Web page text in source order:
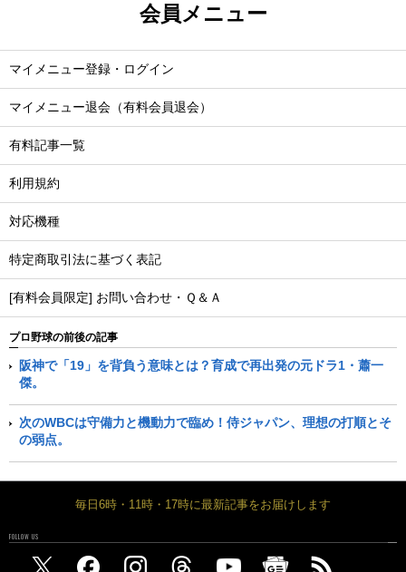
会員メニュー
マイメニュー登録・ログイン
マイメニュー退会（有料会員退会）
有料記事一覧
利用規約
対応機種
特定商取引法に基づく表記
[有料会員限定] お問い合わせ・Ｑ＆Ａ
プロ野球の前後の記事
阪神で「19」を背負う意味とは？育成で再出発の元ドラ1・蕭一
傑。
次のWBCは守備力と機動力で臨め！侍ジャパン、理想の打順とそ
の弱点。
毎日6時・11時・17時に最新記事をお届けします
FOLLOW US